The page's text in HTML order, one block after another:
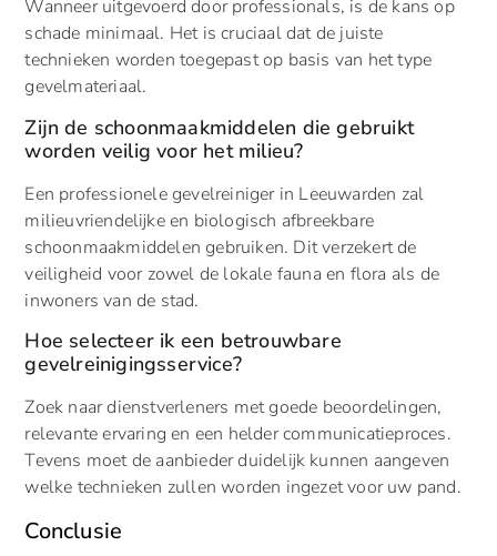
Wanneer uitgevoerd door professionals, is de kans op
schade minimaal. Het is cruciaal dat de juiste
technieken worden toegepast op basis van het type
gevelmateriaal.
Zijn de schoonmaakmiddelen die gebruikt
worden veilig voor het milieu?
Een professionele gevelreiniger in Leeuwarden zal
milieuvriendelijke en biologisch afbreekbare
schoonmaakmiddelen gebruiken. Dit verzekert de
veiligheid voor zowel de lokale fauna en flora als de
inwoners van de stad.
Hoe selecteer ik een betrouwbare
gevelreinigingsservice?
Zoek naar dienstverleners met goede beoordelingen,
relevante ervaring en een helder communicatieproces.
Tevens moet de aanbieder duidelijk kunnen aangeven
welke technieken zullen worden ingezet voor uw pand.
Conclusie